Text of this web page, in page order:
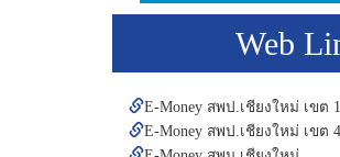
Web
E-Money สพป.เชียงใหม่ เขต 1
E-Money สพป.เชียงใหม่ เขต 4